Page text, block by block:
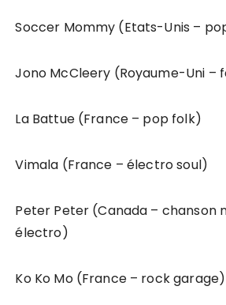
Soccer Mommy (Etats-Unis –
Jono McCleery (Royaume-Uni –
La Battue (France – pop folk)
Vimala (France – électro soul)
Peter Peter (Canada – chanson
électro)
Ko Ko Mo (France – rock garage)